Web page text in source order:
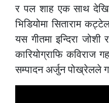
र पल शाह एक साथ
भिडियोमा सिताराम
यस गीतमा इन्दिरा
कारियोग्राफि
सम्पादन अर्जुन पोख्रेलले